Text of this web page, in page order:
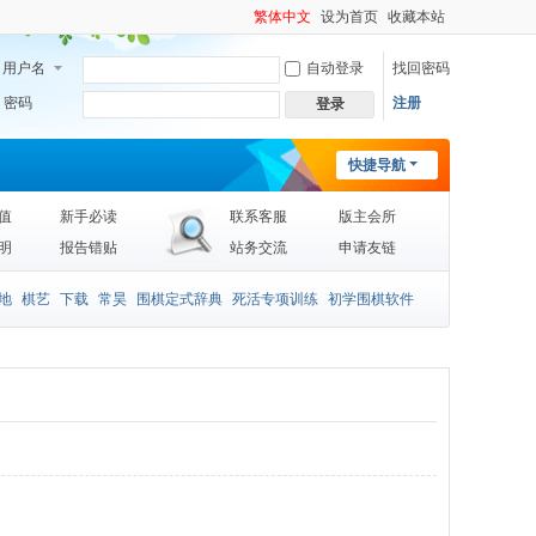
繁体中文 设为首页 收藏本站
用户名 自动登录 找回密码
密码 登录 注册
快捷导航
新手必读
报告错贴
联系客服
版主会所
站务交流
申请友链
棋艺 下载 常昊 围棋定式辞典 死活专项训练 初学围棋软件